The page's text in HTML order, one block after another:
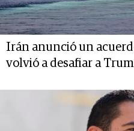
Irán anunció un
volvió a desafiar a